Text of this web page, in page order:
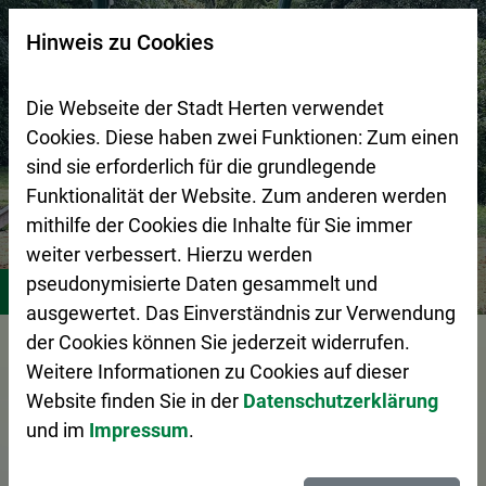
Zur Startseite (Schnelltaste 0)
Zum Seitenanfang springen (Schnelltaste A)
Zur Navigation/Menü springen (Schnelltaste M)
Zur Suche springen (Schnelltaste 8)
Zum Inhalt springen (Schnelltaste I)
Zum Fußbereich springen (Schnelltaste Z)
Stadtleben Freizeitangebote für Kids und Teens
Vorlesen
Suchseite mit Schnellsuche
Hinweis zu Cookies
Die Webseite der Stadt Herten verwendet
Cookies. Diese haben zwei Funktionen: Zum einen
sind sie erforderlich für die grundlegende
Funktionalität der Website. Zum anderen werden
mithilfe der Cookies die Inhalte für Sie immer
weiter verbessert. Hierzu werden
pseudonymisierte Daten gesammelt und
ausgewertet. Das Einverständnis zur Verwendung
der Cookies können Sie jederzeit widerrufen.
Weitere Informationen zu Cookies auf dieser
Website finden Sie in der Datenschutzerklärung
und im Impressum.